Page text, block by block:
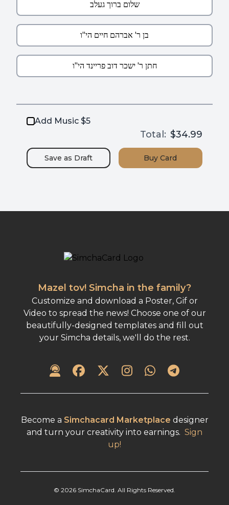
Add Music $5
Total: $34.99
Save as Draft BuyCard
Mazel tov! Simcha in the family?
Customize and download a Poster, Gif or
Video to spread the news! Choose one of our
beautifully-designed templates and fill out
your Simcha details, we'll do the rest.
Become a Simchacard Marketplace designer
and turn your creativity into earnings. Sign
up!
© 2026 SimchaCard. All Rights Reserved.